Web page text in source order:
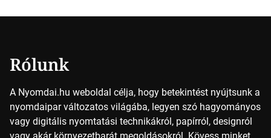
Rólunk
A Nyomdai.hu weboldal célja, hogy betekintést nyújtsunk a
nyomdaipar változatos világába, legyen szó hagyományos
vagy digitális nyomtatási technikákról, papírról, designról